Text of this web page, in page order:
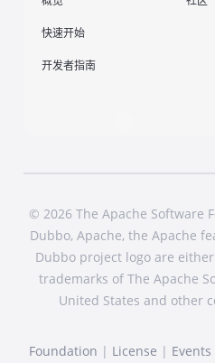
快速开始
开发者指南
© 2026 The Apache Software
Dubbo, Apache, the Apache
Dubbo project logo are
trademarks of The Apache
United States and other
Foundation | License | Events